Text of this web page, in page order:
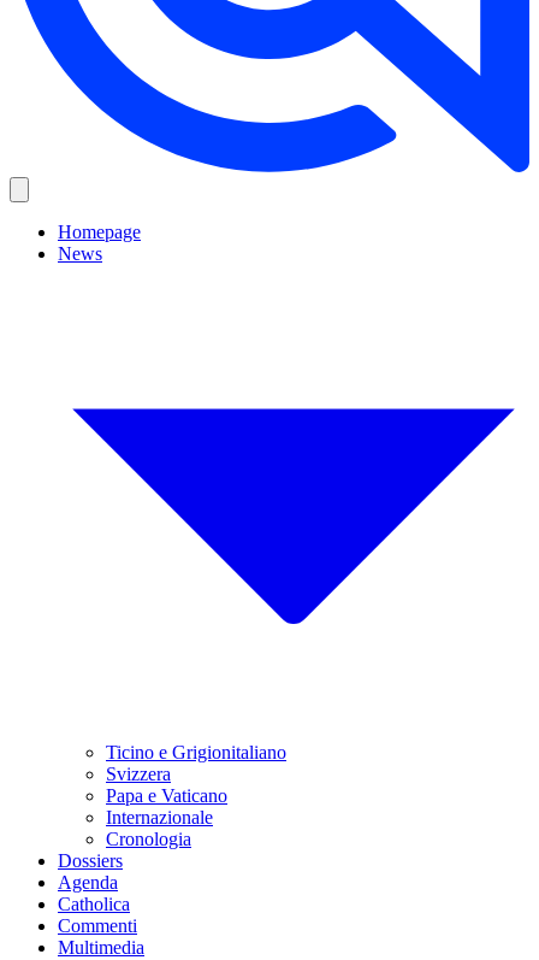
Homepage
News
Ticino e Grigionitaliano
Svizzera
Papa e Vaticano
Internazionale
Cronologia
Dossiers
Agenda
Catholica
Commenti
Multimedia